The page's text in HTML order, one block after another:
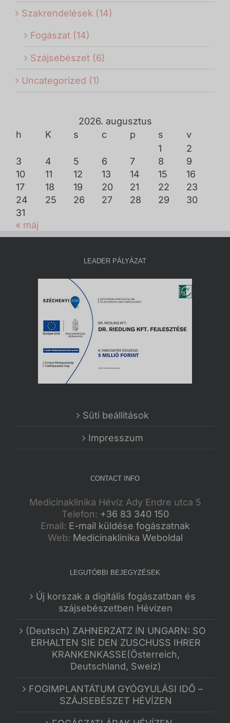
Szakrendelések (14)
Fogászat (14)
Szájsebészet (6)
Uncategorized (1)
2026. augusztus
h
K s c p s
v
1
2
3
4 5 6 7 8
9
10
11 12 13 14 15
16
17
18 19 20 21 22
23
24
25 26 27 28 29
30
31
« máj
LEADER PÁLYÁZAT
Süti beállítások
Impresszum
CONTACT INFO
Medicinaklinika Hévíz Ady Endre utca 5
Telefon: +36 83 340 150
Email: E-mail küldése fogászatnak
Web: Medicinaklinika Weboldal
LEGUTÓBBI BEJEGYZÉSEK
Új korszak a digitális fogászatban és
szájsebészetben Hévízen
(Deutsch) ZAHNERZATZ IN UNGARN: SO
ERHALTEN SIE DEN ZUSCHUSS IHRER
KRANKENKASSE(Österreich,
Deutschland, Sweiz)
FOGIMPLANTÁTUM GYÓGYULÁSI IDŐ –
SZÁJSEBÉSZET HÉVÍZEN